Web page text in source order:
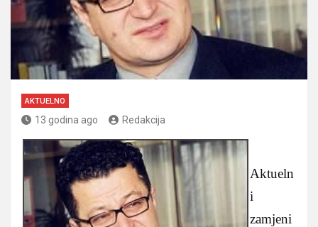
AKTUELNO
13 godina ago Redakcija
Aktueln
i
zamjeni